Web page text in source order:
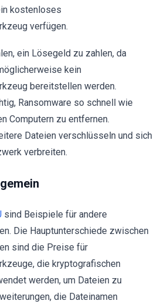
kostenloses
verfügen.
ein Lösegeld zu zahlen, da
kein
bereitstellen werden.
Ransomware so schnell wie
Computern zu entfernen.
Dateien verschlüsseln und sich
verbreiten.
sind Beispiele für andere
Die Hauptunterschiede zwischen
sind die Preise für
die kryptografischen
werden, um Dateien zu
die Dateinamen